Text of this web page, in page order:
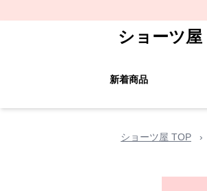
ショーツ屋
新着商品
ショーツ屋 TOP ›